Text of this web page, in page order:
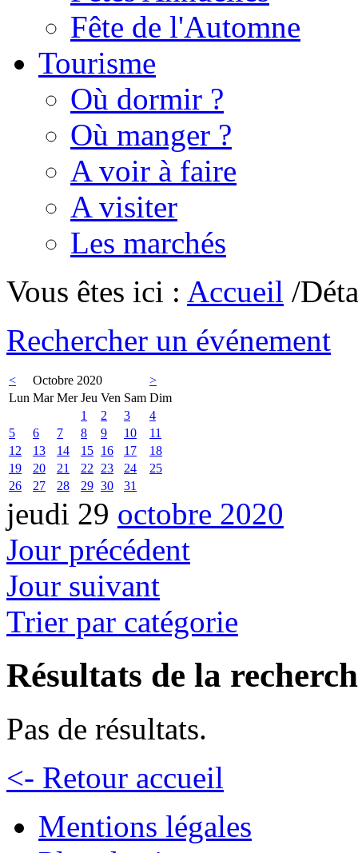
Fête de l'Automne
Tourisme
Où dormir ?
Où manger ?
A voir à faire
A visiter
Les marchés
Vous êtes ici : Accueil /
Rechercher un événement
< Octobre 2020
>
Lun Mar Mer Jeu Ven Sam Dim
1
2 3
4
5
6 7 8 9 10
11
12
13 14 15 16 17
18
19
20 21 22 23 24
25
26
27 28 29 30 31
jeudi 29 octobre 2020
Jour précédent
Jour suivant
Trier par catégorie
Résultats de la
Pas de résultats.
<- Retour accueil
Mentions légales